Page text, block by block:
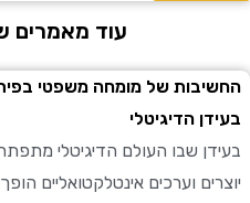
עוד מאמרים
של מומחה משפטי בפיתוח
הדיגיטלי
שבו העולם הדיגיטלי מתפתח
וערכים אינטלקטואליים הופך